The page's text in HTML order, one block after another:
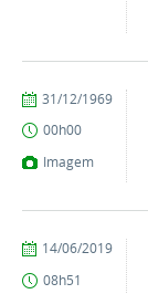
by
Santos
de
Published
31/12/1969
00h00
Imagem
by
Santos
Published
14/06/2019
08h51